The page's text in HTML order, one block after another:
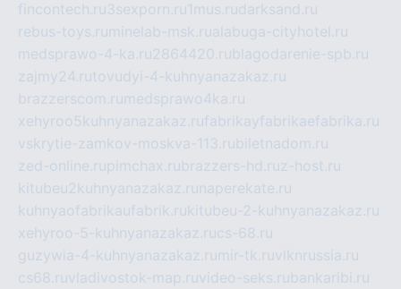
fincontech.ru3sexporn.ru1mus.rudarksand.ru
rebus-toys.ru minelab-msk.rualabuga-cityhotel.ru
medsprawo-4-ka.ru2864420.rublagodarenie-spb.ru
zajmy24.rutovudyi-4-kuhnyanazakaz.ru
brazzerscom.ru medsprawo4ka.ru
xehyroo5kuhnyanazakaz.rufabrikayfabrikaefabrika.ru
vskrytie-zamkov-moskva-113.rubiletnadom.ru
zed-online.rupimchax.rubrazzers-hd.ruz-host.ru
kitubeu2kuhnyanazakaz.ru naperekate.ru
kuhnyaofabrikaufabrik.rukitubeu-2-kuhnyanazakaz.ru
xehyroo-5-kuhnyanazakaz.rucs-68.ru
guzywia-4-kuhnyanazakaz.ru mir-tk.ruvlknrussia.ru
cs68.ruvladivostok-map.ruvideo-seks.rubankaribi.ru